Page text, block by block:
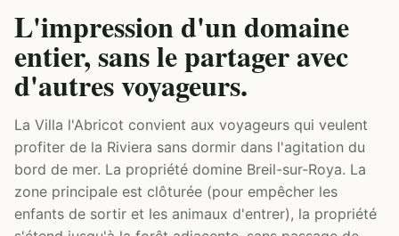
L'impression d'un domaine
entier, sans le partager avec
d'autres voyageurs.
La Villa l'Abricot convient aux voyageurs qui veulent
profiter de la Riviera sans dormir dans l'agitation du
bord de mer. La propriété domine Breil-sur-Roya. La
zone principale est clôturée (pour empêcher les
enfants de sortir et les animaux d'entrer), la propriété